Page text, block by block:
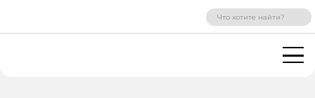
ВХОД РЕГИСТРАЦИЯ